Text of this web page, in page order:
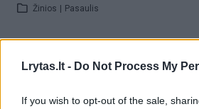
Lrytas.lt - Do Not Process My
If you wish to opt-out of the sale,
Žinios Pasaulis